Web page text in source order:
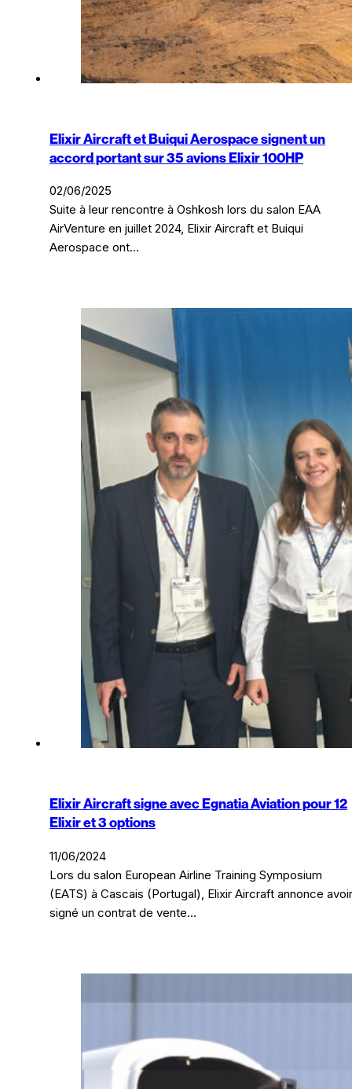
Elixir Aircraft et Buiqui Aerospace signent un
accord portant sur 35 avions Elixir 100HP
02/06/2025
Suite à leur rencontre à Oshkosh lors du salon EAA
AirVenture en juillet 2024, Elixir Aircraft et Buiqui
Aerospace ont…
Elixir Aircraft signe avec Egnatia Aviation pour 12
Elixir et 3 options
11/06/2024
Lors du salon European Airline Training Symposium
(EATS) à Cascais (Portugal), Elixir Aircraft annonce avoir
signé un contrat de vente…